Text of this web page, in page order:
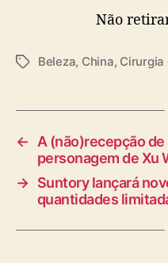
Não
T
s
Beleza, China, Cirurgia
←
A (não)recepção
personagem de Xu
→ Suntory lançará
quantidades